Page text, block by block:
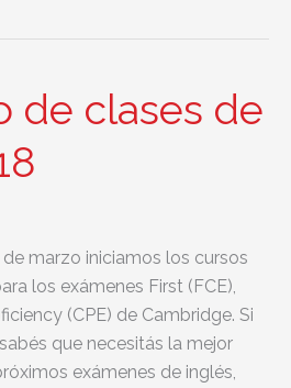
de clases de
marzo iniciamos los cursos
los exámenes First (FCE),
(CPE) de Cambridge. Si
que necesitás la mejor
exámenes de inglés,